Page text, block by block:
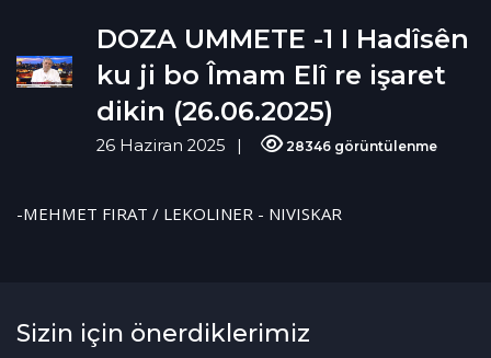
DOZA UMMETE -1 I Hadîsên
ku ji bo Îmam Elî re işaret
dikin (26.06.2025)
26 Haziran 2025 28346 görüntülenme
-MEHMET FIRAT / LEKOLINER - NIVISKAR
Sizin için önerdiklerimiz